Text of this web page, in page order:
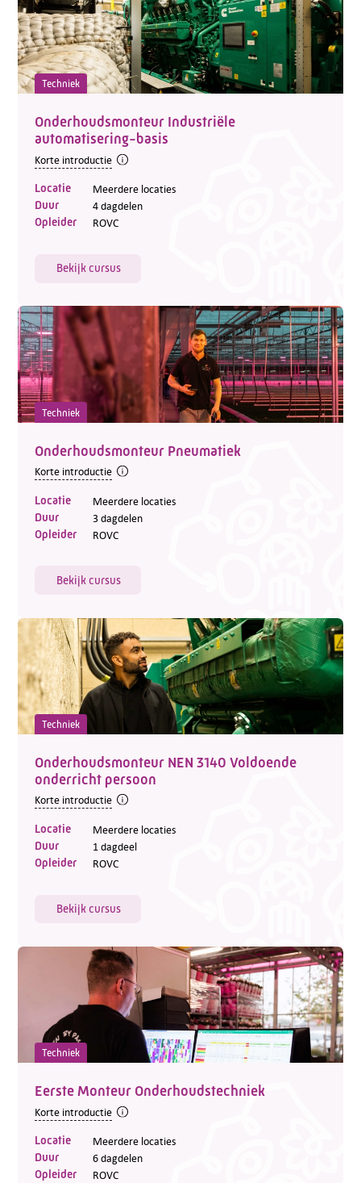
Techniek
Onderhoudsmonteur Industriële
automatisering-basis
Korte introductie
Locatie Meerdere locaties
Duur 4 dagdelen
Opleider ROVC
Bekijk cursus
Techniek
Onderhoudsmonteur Pneumatiek
Korte introductie
Locatie Meerdere locaties
Duur 3 dagdelen
Opleider ROVC
Bekijk cursus
Techniek
Onderhoudsmonteur NEN 3140 Voldoende
onderricht persoon
Korte introductie
Locatie Meerdere locaties
Duur 1 dagdeel
Opleider ROVC
Bekijk cursus
Techniek
Eerste Monteur Onderhoudstechniek
Korte introductie
Locatie Meerdere locaties
Duur 6 dagdelen
Opleider ROVC